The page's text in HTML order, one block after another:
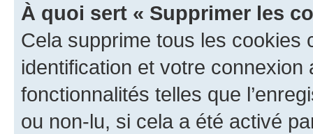
À quoi sert « Supprimer les
Cela supprime tous les cookies
identification et votre
fonctionnalités telles que
ou non-lu, si cela a été activé